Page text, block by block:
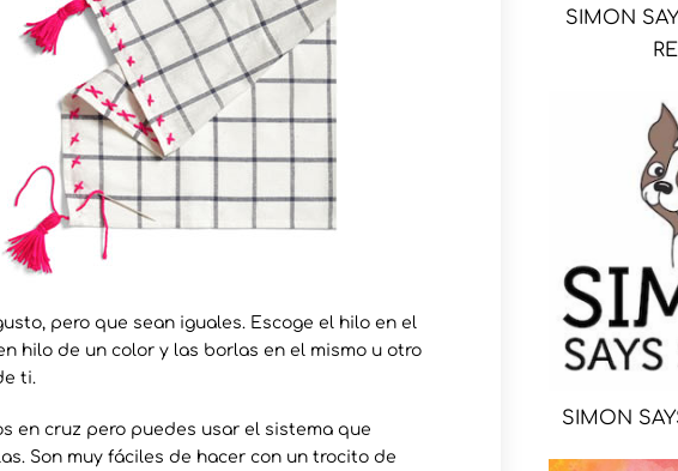
pero que sean iguales. Escoge el hilo en el
hilo de un color y las borlas en el mismo u otro
ti.
en cruz pero puedes usar el sistema que
Son muy fáciles de hacer con un trocito de
SIMON
SIMON